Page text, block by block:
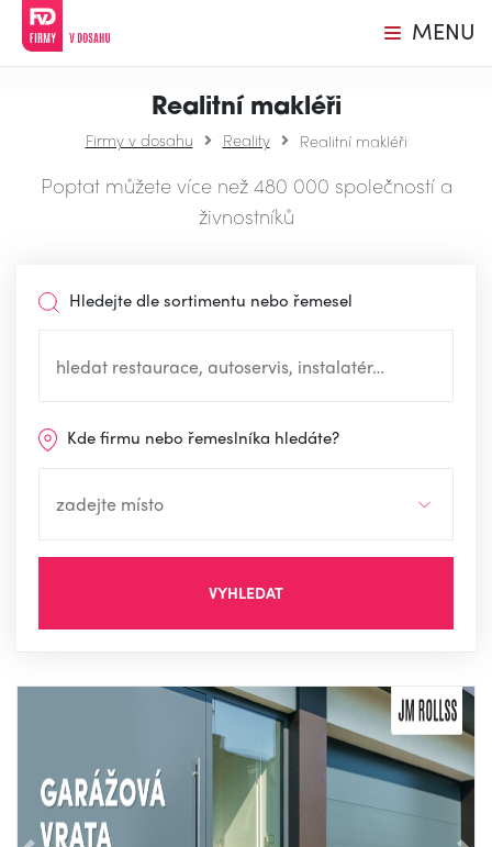
MENU
Realitní makléři
Firmy v dosahu Reality Realitní makléři
Poptat můžete více než 480 000 společností a
živnostníků
Hledejte dle sortimentu nebo řemesel
Kde firmu nebo řemeslníka hledáte?
VYHLEDAT